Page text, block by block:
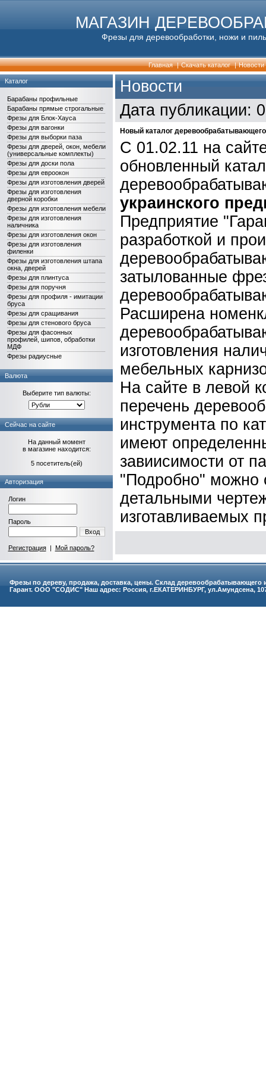
МАГАЗИН
Фрезы для деревообработки, ножи и
Главная | Скачать каталог | Новости
Каталог
Барабаны профильные
Барабаны прямые строгальные
Фрезы для Блок-Хауса
Фрезы для вагонки
Фрезы для выборки паза
Фрезы для дверей, окон, мебели
(универсальные комплекты)
Фрезы для доски пола
Фрезы для евроокон
Фрезы для изготовления дверей
Фрезы для изготовления
дверной коробки
Фрезы для изготовления мебели
Фрезы для изготовления
наличника
Фрезы для изготовления окон
Фрезы для изготовления
филенки
Фрезы для изготовления штапа
окна, дверей
Фрезы для плинтуса
Фрезы для поручня
Фрезы для профиля - имитации
бруса
Фрезы для сращивания
Фрезы для стенового бруса
Фрезы для фасонных
профилей, шипов, обработки
МДФ
Фрезы радиусные
Валюта
Выберите тип валюты:
Сейчас на сайте
На данный момент
в магазине находится:
5 посетитель(ей)
Авторизация
Логин
Пароль
Вход
Регистрация| Мой пароль?
Новости
Дата публикации:
Новый каталог
С 01.02.11 на
обновленный
украинского
Предприятие
разработкой и
затылованные
Расширена
изготовления
мебельных
На сайте в левой
перечень
инструмента по
имеют
завиисимости от
"Подробно" можно
детальными
изготавливаемых
Фрезы по дереву, продажа, доставка, цены. Склад
Гарант. ООО "СОДИС" Наш адрес: Россия, г.ЕКАТЕРИНБУРГ, ул.Амундсена,